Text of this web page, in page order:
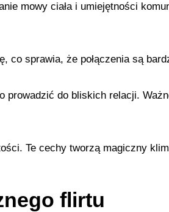
mowy ciała i umiejętności
co sprawia, że połączenia są
do bliskich relacji.
Te cechy tworzą magiczny
flirtu